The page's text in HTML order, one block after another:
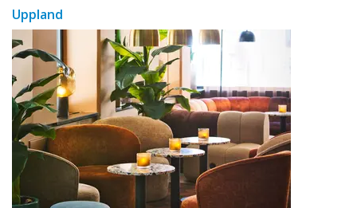
Uppland